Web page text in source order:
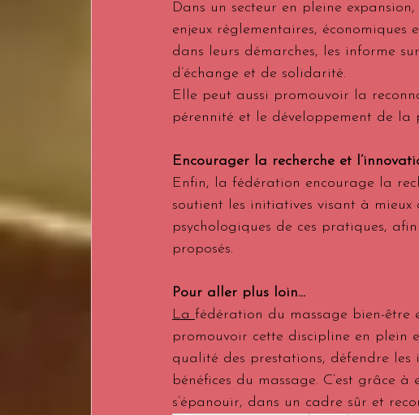
Dans un secteur en pleine
enjeux réglementaires, économiques
dans leurs démarches, les informe
d’échange et de solidarité.
Elle peut aussi promouvoir la
pérennité et le développement de la
Encourager la recherche et
Enfin, la fédération encourage la
soutient les initiatives visant à mieux
psychologiques de ces pratiques,
proposés.
Pour aller plus loin...
La fédération du massage bien-être
promouvoir cette discipline en plein
qualité des prestations, défendre
bénéfices du massage. C’est grâce
s’épanouir, dans un cadre sûr et